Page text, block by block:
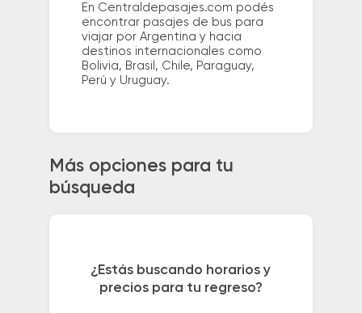
En Centraldepasajes.com podés
encontrar pasajes de bus para
viajar por Argentina y hacia
destinos internacionales como
Bolivia, Brasil, Chile, Paraguay,
Perú y Uruguay.
Más opciones para tu
búsqueda
¿Estás buscando horarios y
precios para tu regreso?